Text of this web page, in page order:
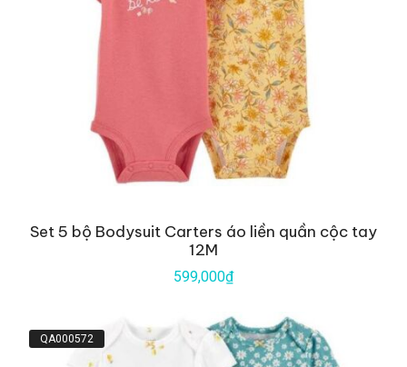
Set 5 bộ Bodysuit Carters áo liền quần cộc tay
12M
599,000₫
QA000572